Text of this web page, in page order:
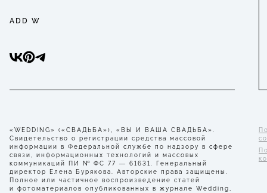
ADD W
«WEDDING» («СВАДЬБА»), «ВЫ И ВАША СВАДЬБА».
Свидетельство о регистрации средства массовой
информации в Федеральной службе по надзору в сфере
связи, информационных технологий и массовых
коммуникаций ПИ № ФС 77 — 61631. Генеральный
директор Елена Бурякова. Авторские права защищены.
Полное или частичное воспроизведение статей
и фотоматериалов опубликованных в журнале Wedding,